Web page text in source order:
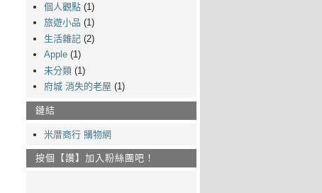
個人觀點 (1)
旅遊小品 (1)
生活雜記 (2)
Apple (1)
未分類 (1)
府城 消失的老屋 (1)
鏈結
米厝商行 購物網
按個【讚】加入粉絲團吧！